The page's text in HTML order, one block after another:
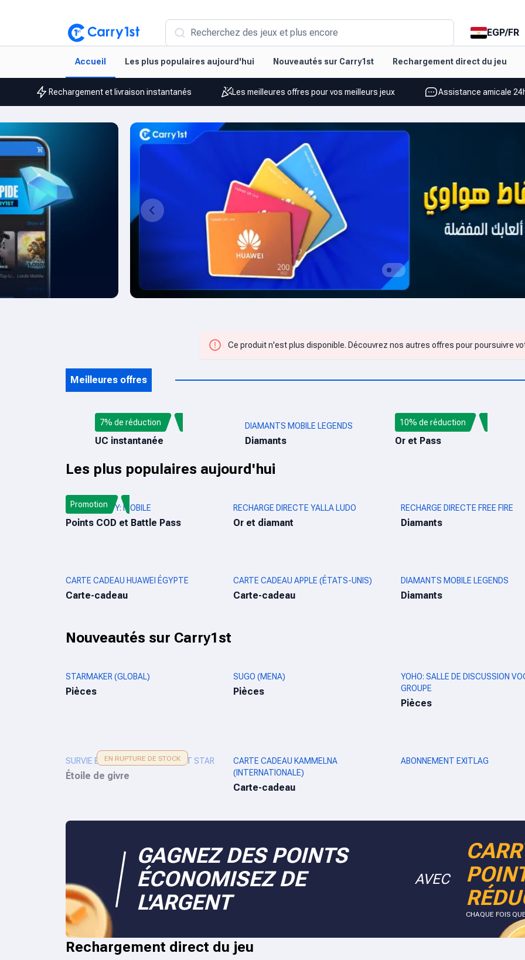
Recherchez des jeux et plus encore EGP/FR
Accueil Les plus populaires aujourd'hui Nouveautés sur Carry1st Rechargement direct du jeu
Rechargement et livraison instantanés Les meilleures offres pour vos meilleurs jeux Assistance amicale
Ce produit n'est plus disponible. Découvrez nos autres offres pour poursuivre
Meilleures offres
PUBG MOBILE UC
UC instantanée
7% de réduction DIAMANTS MOBILE LEGENDS
Diamants
BLOOD STRIKE MAX
Or et Pass
10% de réduction
Les plus populaires aujourd'hui
CALL OF DUTY: MOBILE
Points COD et Battle Pass
Promotion RECHARGE DIRECTE YALLA LUDO
Or et diamant
RECHARGE DIRECTE FREE FIRE
Diamants
CARTE CADEAU HUAWEI ÉGYPTE
Carte-cadeau
CARTE CADEAU APPLE (ÉTATS-UNIS)
Carte-cadeau
DIAMANTS MOBILE LEGENDS
Diamants
Nouveautés sur Carry1st
STARMAKER (GLOBAL)
Pièces
SUGO (MENA)
Pièces
YOHO: SALLE DE DISCUSSION
GROUPE
Pièces
SURVIE EN PLEIN BLIZZARD FROST STAR
Étoile de givre
EN RUPTURE DE STOCK
CARTE CADEAU KAMMELNA
(INTERNATIONALE)
Carte-cadeau
ABONNEMENT EXITLAG
GAGNEZ DES POINTS
ÉCONOMISEZ DE
L'ARGENT
AVEC
CHAQUE FOIS
Rechargement direct du jeu